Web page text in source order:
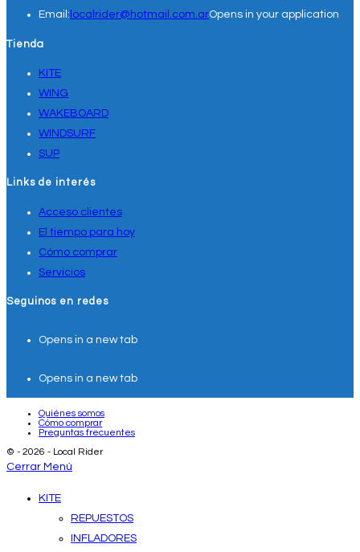
Email: localrider@hotmail.com.arOpens in your application
Tienda
KITE
WING
WAKEBOARD
WINDSURF
SUP
Links de interés
Acceso clientes
El tiempo para hoy
Cómo comprar
Servicios
Seguinos en redes
Opens in a new tab
Opens in a new tab
Quiénes somos
Cómo comprar
Preguntas frecuentes
© - 2026 - Local Rider
Cerrar Menú
KITE
REPUESTOS
INFLADORES